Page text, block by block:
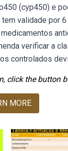
(cyp450) e
validade por
verificar a
controlados
click the button
MORE